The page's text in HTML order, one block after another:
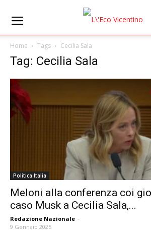
Home Tags Cecilia Sala
Tag: Cecilia Sala
Politica Italia
Meloni alla conferenza coi
caso Musk a Cecilia Sala,...
Redazione Nazionale -
9 Gennaio 2025